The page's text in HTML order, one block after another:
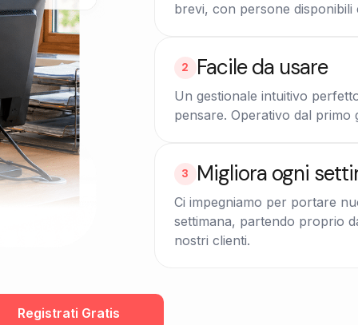
brevi, con persone disponibili
2 Facile da usare
Un gestionale intuitivo
pensare. Operativo dal primo
3 Migliora ogni
Ci impegniamo per portare
settimana, partendo proprio
nostri clienti.
Registrati Gratis